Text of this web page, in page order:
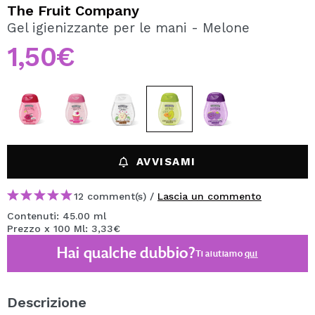
Creando un account su Maquibeauty.it potrai fare i tuoi
acquisti velocemente, controllare lo stato dei tuoi ordini e
consultare le tue operazioni precedenti.
CREARE UN ACCOUNT
The Fruit Company
Gel igienizzante per le mani - Melone
1,50€
AVVISAMI
12 comment(s) / Lascia un commento
Contenuti: 45.00 ml
Prezzo x 100 Ml: 3,33€
Hai qualche dubbio?Ti aiutiamoqui
Descrizione